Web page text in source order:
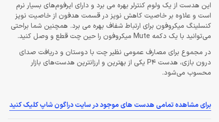
این هدست از یک ولوم کنترلر بهره می برد و دارای ایرفوم‌های بسیار نرم
است و علاوه بر خاصیت کاهش نویز در قسمت هدفون از خاصیت نویز
کنسلینگ میکروفون برای ارتباط شفاف بهره می برد. همچنین شما براحتی
می‌توانید با یک دکمه Mute میکروفون را حین چت قطع و وصل کنید.
در مجموع برای مصارف عمومی نظیر چت با دوستان و دریافت صدای
درون بازی، هدست P4 یکی از بهترین و ارزانترین هدست‌های بازار
محسوب می‌شود.
برای مشاهده تمامی هدست های موجود در سایت دراگون شاپ کلیک کنید